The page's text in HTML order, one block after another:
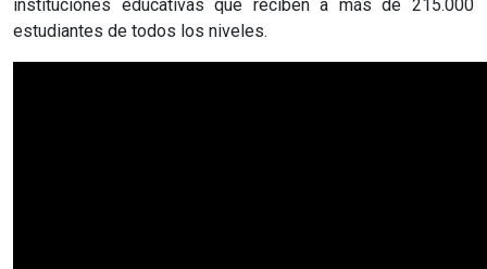
instituciones educativas que reciben a más de 215.000
estudiantes de todos los niveles.